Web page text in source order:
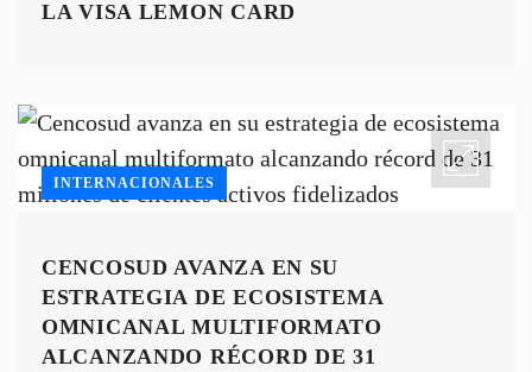
LA VISA LEMON CARD
INTERNACIONALES
CENCOSUD AVANZA EN SU
ESTRATEGIA DE ECOSISTEMA
OMNICANAL MULTIFORMATO
ALCANZANDO RÉCORD DE 31